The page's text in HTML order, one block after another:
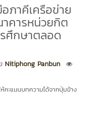
ภาคีเครือข่าย
คารหน่วยกิต
ศึกษาตลอด
Nitiphong Panbun
คะแนนบทความได้จากปุ่มข้าง